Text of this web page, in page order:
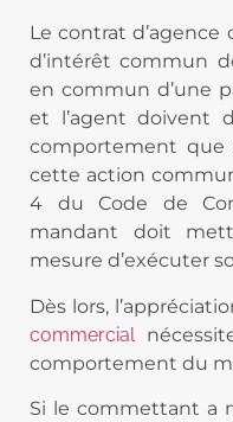
Le contrat
d’intérêt commun
en commun d’une
et l’agent doivent
comportement que
cette action
4 du Code de
mandant doit
mesure d’exécuter
Dès lors,
commercial
comportement du
Si le commettant a